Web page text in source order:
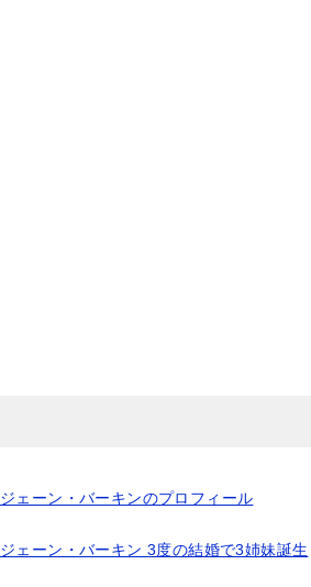
ジェーン・バーキンのプロフィール
ジェーン・バーキン 3度の結婚で3姉妹誕生